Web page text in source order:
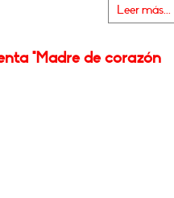
Leer más...
"Madre de corazón